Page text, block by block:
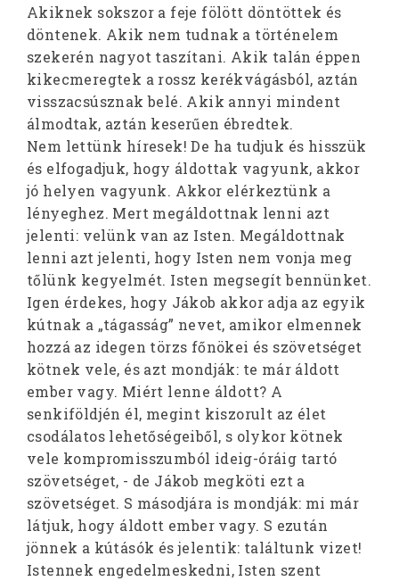
Akiknek sokszor a feje fölött döntöttek és
döntenek. Akik nem tudnak a történelem
szekerén nagyot taszítani. Akik talán éppen
kikecmeregtek a rossz kerékvágásból, aztán
visszacsúsznak belé. Akik annyi mindent
álmodtak, aztán keserűen ébredtek.
Nem lettünk híresek! De ha tudjuk és hisszük
és elfogadjuk, hogy áldottak vagyunk, akkor
jó helyen vagyunk. Akkor elérkeztünk a
lényeghez. Mert megáldottnak lenni azt
jelenti: velünk van az Isten. Megáldottnak
lenni azt jelenti, hogy Isten nem vonja meg
tőlünk kegyelmét. Isten megsegít bennünket.
Igen érdekes, hogy Jákob akkor adja az egyik
kútnak a „tágasság” nevet, amikor elmennek
hozzá az idegen törzs főnökei és szövetséget
kötnek vele, és azt mondják: te már áldott
ember vagy. Miért lenne áldott? A
senkiföldjén él, megint kiszorult az élet
csodálatos lehetőségeiből, s olykor kötnek
vele kompromisszumból ideig-óráig tartó
szövetséget, - de Jákob megköti ezt a
szövetséget. S másodjára is mondják: mi már
látjuk, hogy áldott ember vagy. S ezután
jönnek a kútásók és jelentik: találtunk vizet!
Istennek engedelmeskedni, Isten szent